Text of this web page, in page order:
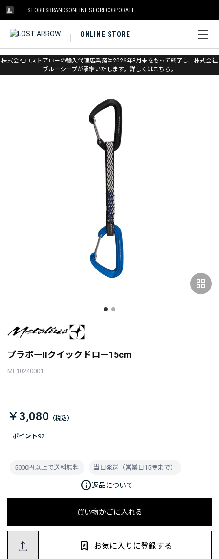
STORIESBRANDSONLINE STORECORPORATE
ONLINE STORE
株式会社ロストアローの輸入代理店業務は2026年8月末をもって終了し、株式会社
ブルーシープが承継いたします。 詳しくはこちら。
ホーム > メトリウス > カラビナ・クイックドロー
grid_view
ブラボーIIクイックドロー15cm
ME10240001
ポイント92
￥3,080
買い物かごに入れる
お気に入りに登録する
5000円以上で送料無料 当日発送（営業日15時まで）
info返品について